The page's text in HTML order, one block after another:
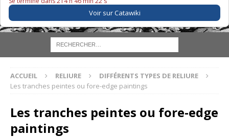
Voir sur Catawiki
ACCUEIL RELIURE
DIFFÉRENTS TYPES DE RELIURE
Les tranches peintes ou fore-edge paintings
Les tranches peintes ou fore-edge
paintings